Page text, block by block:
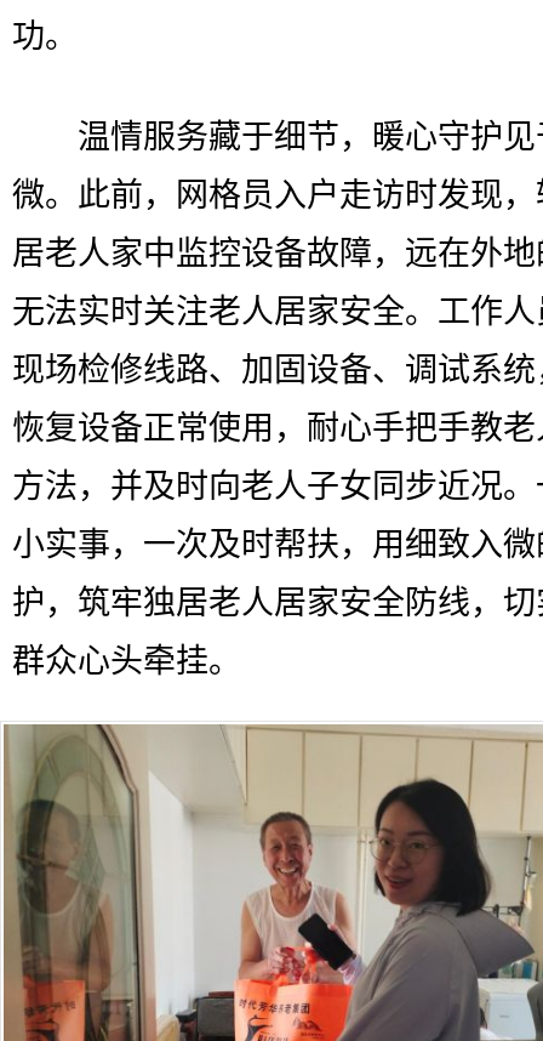
功。
温情服务藏于细节，暖心守护见
微。此前，网格员入户走访时发现
居老人家中监控设备故障，远在外
无法实时关注老人居家安全。工作
现场检修线路、加固设备、调试系
恢复设备正常使用，耐心手把手教
方法，并及时向老人子女同步近况
小实事，一次及时帮扶，用细致入
护，筑牢独居老人居家安全防线，
群众心头牵挂。